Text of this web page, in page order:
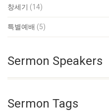
창세기 (14)
특별예배 (5)
Sermon Speakers
Sermon Tags